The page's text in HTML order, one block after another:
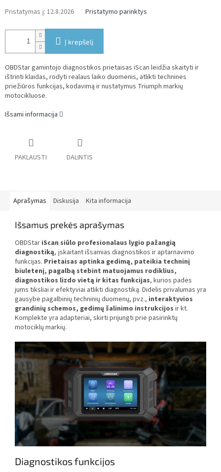
Pristatymas į: 12.8.2026 Pristatymo parinktys
Į krepšelį
OBDStar gamintojo diagnostikos prietaisas iScan leidžia skaityti ir
ištrinti klaidas, rodyti realaus laiko duomenis, atlikti techninės
priežiūros funkcijas, kodavimą ir nustatymus Triumph markių
motocikluose.
Išsami informacija
PAKLAUSTI DALINTIS
Aprašymas Diskusija Kita informacija
Išsamus prekės aprašymas
OBDStar iScan siūlo profesionalaus lygio pažangią
diagnostiką, įskaitant išsamias diagnostikos ir aptarnavimo
funkcijas. Prietaisas aptinka gedimą, pateikia techninį
biuletenį, pagalbą stebint matuojamus rodiklius,
diagnostikos lizdo vietą ir kitas funkcijas, kurios padės
jums tiksliai ir efektyviai atlikti diagnostiką. Didelis privalumas yra
gausybė pagalbinių techninių duomenų, pvz., interaktyvios
grandinių schemos, gedimų šalinimo instrukcijos ir kt.
Komplekte yra adapteriai, skirti prijungti prie pasirinktų
motociklų markių.
Diagnostikos funkcijos